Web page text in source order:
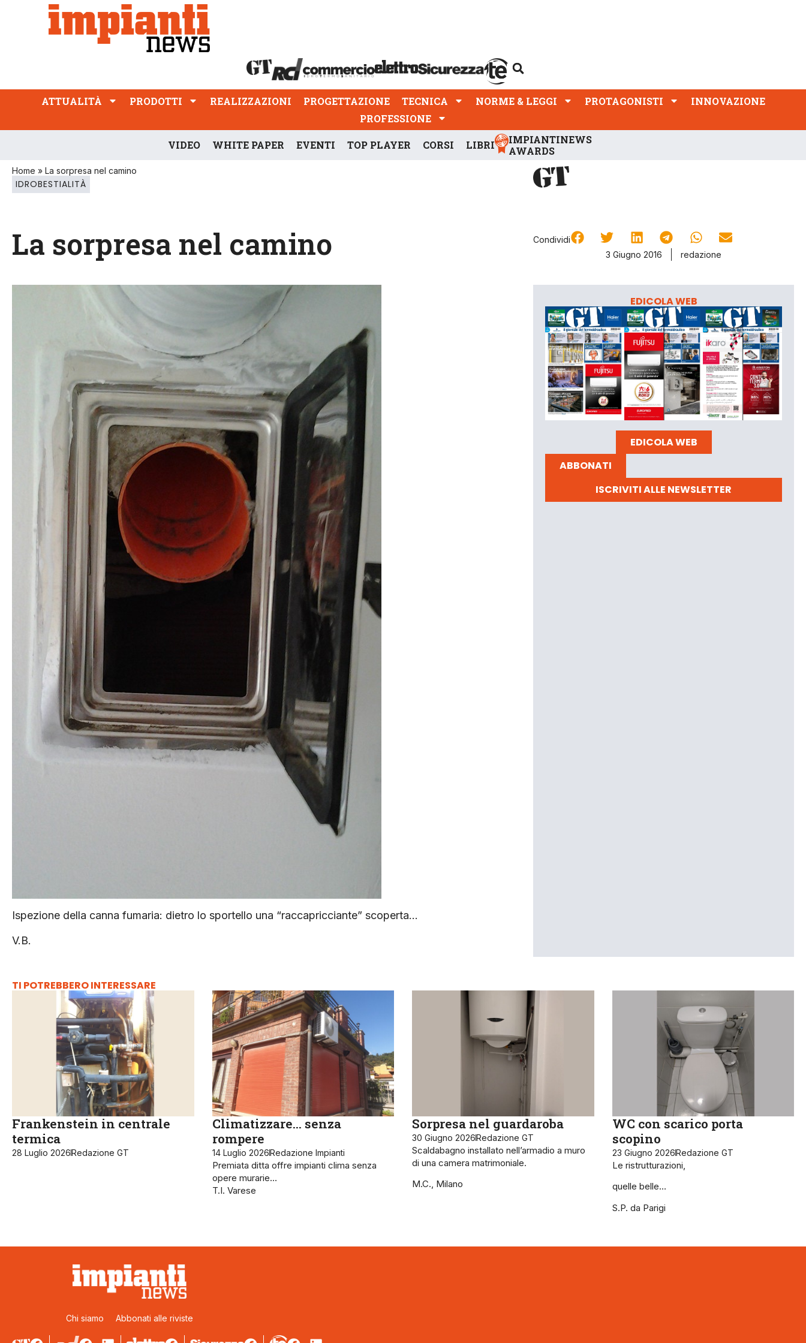
ATTUALITÀ PRODOTTI REALIZZAZIONI
PROFESSIONE
ATTUALITÀ PRODOTTI REALIZZAZIONI PROGETTAZIONE TECNICA NORME & LEGGI PROTAGONISTI
INNOVAZIONE
PROFESSIONE
VIDEO WHITE PAPER EVENTI TOP PLAYER CORSI LIBRI
IMPIANTINEWS
AWARDS
Home » La sorpresa nel camino
IDROBESTIALITÀ
La sorpresa nel camino
Condividi
3 Giugno 2016
redazione
Ispezione della canna fumaria: dietro lo sportello una “raccapricciante” scoperta…
V.B.
EDICOLA WEB
EDICOLA WEB
ABBONATI
ISCRIVITI ALLE NEWSLETTER
TI POTREBBERO INTERESSARE
Frankenstein in centrale
termica
28 Luglio 2026Redazione GT
Climatizzare… senza
rompere
14 Luglio 2026Redazione Impianti
Premiata ditta offre impianti clima senza
opere murarie…
T.I. Varese
Sorpresa nel guardaroba
30 Giugno 2026Redazione GT
Scaldabagno installato nell’armadio a muro
di una camera matrimoniale.
M.C., Milano
WC con scarico porta
scopino
23 Giugno 2026Redazione GT
Le ristrutturazioni,
quelle belle…
S.P. da Parigi
Chi siamo Abbonati alle riviste